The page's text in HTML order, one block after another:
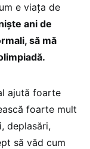
e viața de
ani de
să mă
ajută foarte
foarte mult
deplasări,
să văd cum